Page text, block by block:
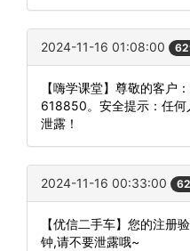
2024-11-16 01:08:00
【嗨学课堂】尊敬的客户
618850。安全提示：任何
泄露！
2024-11-16 00:33:00
【优信二手车】您的注册
钟,请不要泄露哦~